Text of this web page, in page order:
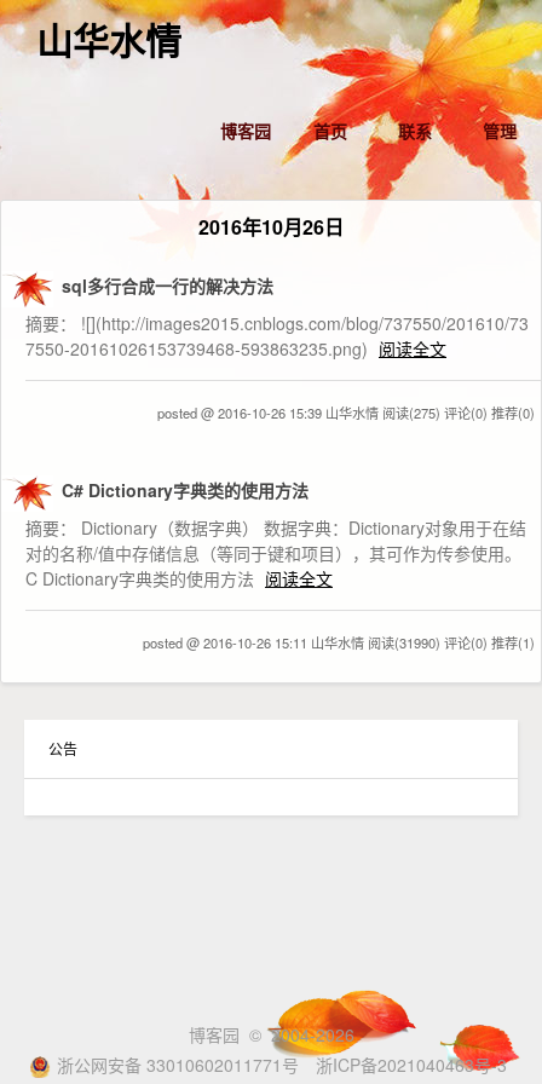
山华水情
博客园 首页 联系 管理
2016年10月26日
sql多行合成一行的解决方法
摘要： ![](http://images2015.cnblogs.com/blog/737550/201610/73
7550-20161026153739468-593863235.png) 阅读全文
posted @ 2016-10-26 15:39 山华水情 阅读(275) 评论(0) 推荐(0)
C# Dictionary字典类的使用方法
摘要： Dictionary（数据字典） 数据字典：Dictionary对象用于在结
对的名称/值中存储信息（等同于键和项目），其可作为传参使用。
C Dictionary字典类的使用方法 阅读全文
posted @ 2016-10-26 15:11 山华水情 阅读(31990) 评论(0) 推荐(1)
公告
博客园 © 2004-2026
浙公网安备 33010602011771号
浙ICP备2021040463号-3